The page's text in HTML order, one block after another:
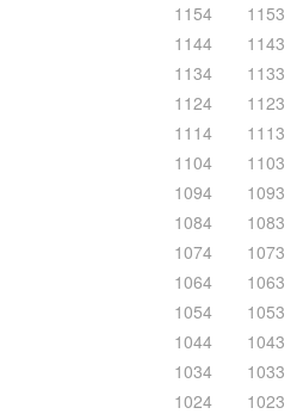
1154
1153
1144
1143
1134
1133
1124
1123
1114
1113
1104
1103
1094
1093
1084
1083
1074
1073
1064
1063
1054
1053
1044
1043
1034
1033
1024
1023